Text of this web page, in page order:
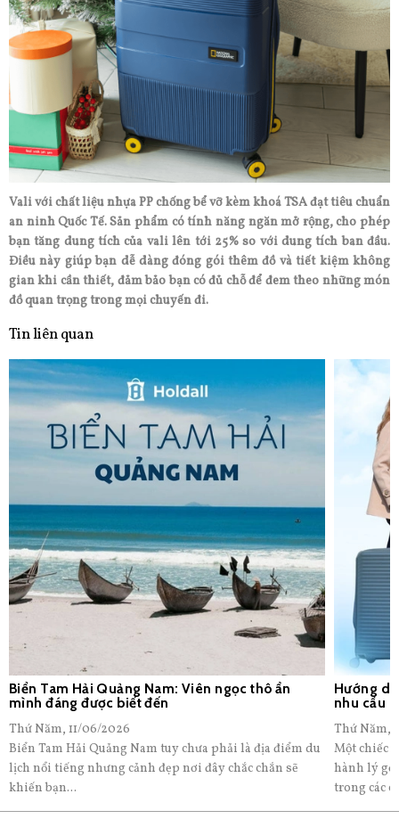
Vali với chất liệu nhựa PP chống bể vỡ kèm khoá TSA đạt tiêu chuẩn
an ninh Quốc Tế. Sản phẩm có tính năng ngăn mở rộng, cho phép
bạn tăng dung tích của vali lên tới 25% so với dung tích ban đầu.
Điều này giúp bạn dễ dàng đóng gói thêm đồ và tiết kiệm không
gian khi cần thiết, đảm bảo bạn có đủ chỗ để đem theo những món
đồ quan trọng trong mọi chuyến đi.
Tin liên quan
Biển Tam Hải Quảng Nam: Viên ngọc thô ẩn
mình đáng được biết đến
Thứ Năm, 11/06/2026
Biển Tam Hải Quảng Nam tuy chưa phải là địa điểm du
lịch nổi tiếng nhưng cảnh đẹp nơi đây chắc chắn sẽ
khiến bạn...
Hướng
nhu cầu
Thứ Năm,
Một chiếc
hành lý
trong các